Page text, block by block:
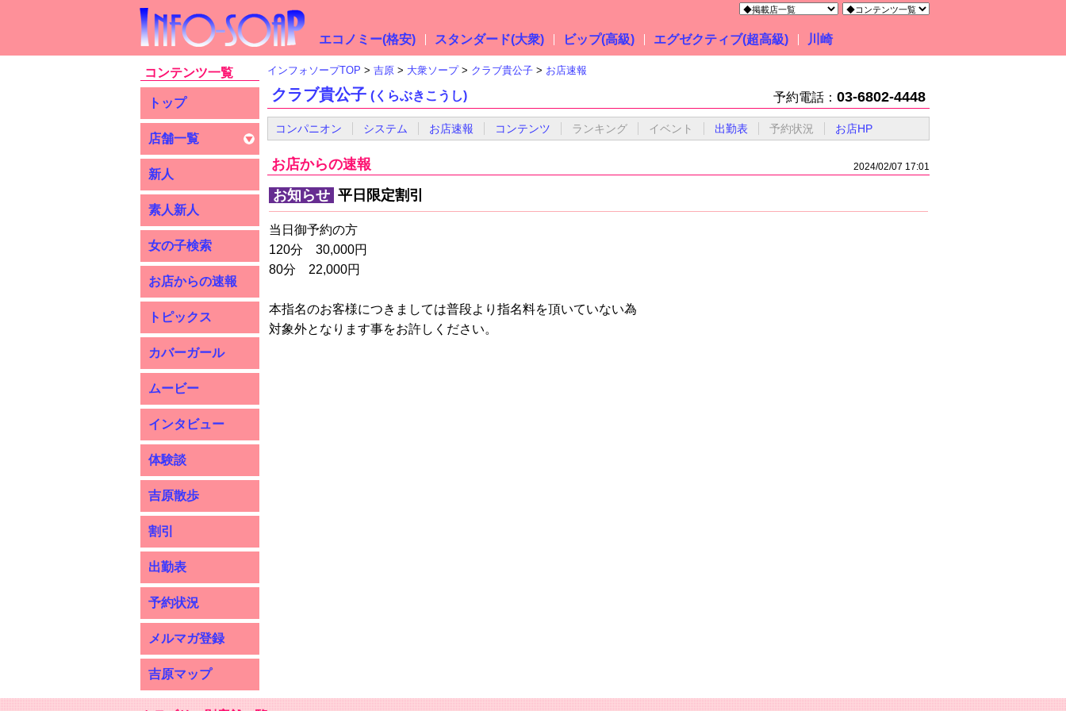
エコノミー(格安) スタンダード(大衆) ビップ(高級) エグゼクティブ(超高級) 川崎
コンテンツ一覧
トップ
店舗一覧
新人
素人新人
女の子検索
お店からの速報
トピックス
カバーガール
ムービー
インタビュー
体験談
吉原散歩
割引
出勤表
予約状況
メルマガ登録
吉原マップ
インフォソープTOP 吉原 大衆ソープ クラブ貴公子 お店速報
クラブ貴公子 (くらぶきこうし) 予約電話： 03-6802-4448
コンパニオン システム お店速報 コンテンツ ランキング イベント 出勤表 予約状況 お店HP
お店からの速報 2024/02/07 17:01
お知らせ 平日限定割引
当日御予約の方
120分 30,000円
80分 22,000円
本指名のお客様につきましては普段より指名料を頂いていない為
対象外となります事をお許しください。